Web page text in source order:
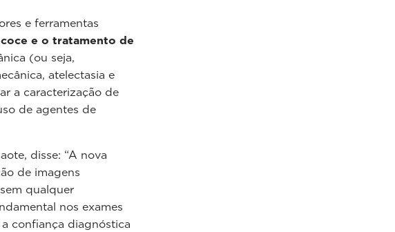
e ferramentas
e o tratamento de
(ou seja,
atelectasia e
a caracterização de
de agentes de
disse: “A nova
de imagens
qualquer
nos exames
confiança diagnóstica